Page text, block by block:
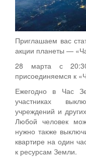
Приглашаем вас
акции планеты —
28 марта с
присоединяемся к
Ежегодно в Час
участниках
учреждений и
Любой человек
нужно также
квартире на один
к ресурсам Земли.